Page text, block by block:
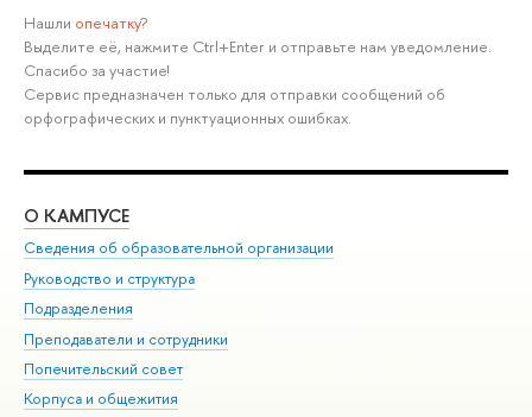
Нашли опечатку?
Выделите её, нажмите Ctrl+Enter и отправьте нам уведомление.
Спасибо за участие!
Сервис предназначен только для отправки сообщений об
орфографических и пунктуационных ошибках.
О КАМПУСЕ
Сведения об образовательной организации
Руководство и структура
Подразделения
Преподаватели и сотрудники
Попечительский совет
Корпуса и общежития